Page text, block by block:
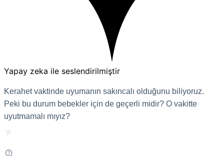
Yapay zeka ile seslendirilmiştir
Kerahet vaktinde uyumanın sakıncalı olduğunu biliyoruz.
Peki bu durum bebekler için de geçerli midir? O vakitte
uyutmamalı mıyız?